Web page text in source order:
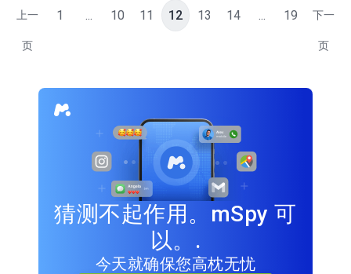
上一
页
1 ... 10 11 12 13 14 ... 19 下一
页
猜测不起作用。mSpy 可
以。.
今天就确保您高枕无忧